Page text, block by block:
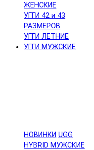
ЖЕНСКИЕ
УГГИ 42 и 43
РАЗМЕРОВ
УГГИ ЛЕТНИЕ
УГГИ МУЖСКИЕ
НОВИНКИ UGG
HYBRID МУЖСКИЕ